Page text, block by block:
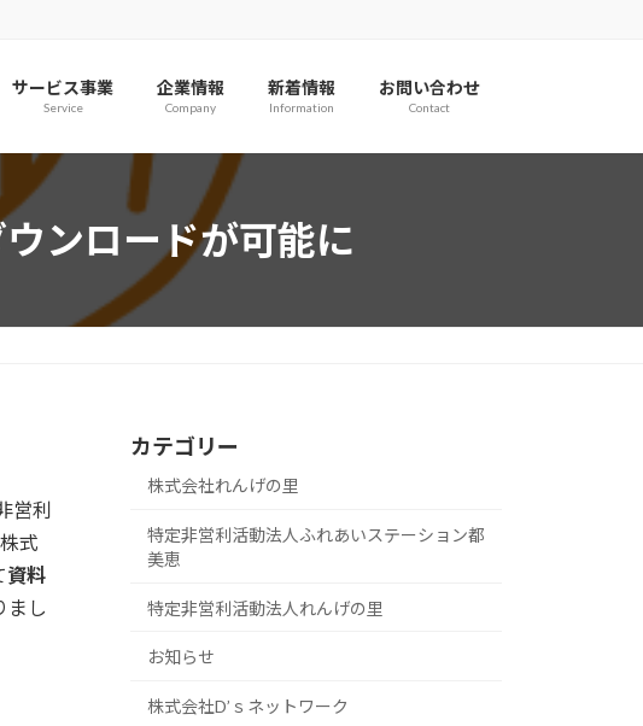
サービス事業
Service
企業情報
Company
新着情報
Information
お問い合わせ
Contact
ンロードが可能に
営利
式
資料
まし
カテゴリー
株式会社れんげの里
特定非営利活動法人ふれあいステーション都
美恵
特定非営利活動法人れんげの里
お知らせ
株式会社D’ｓネットワーク